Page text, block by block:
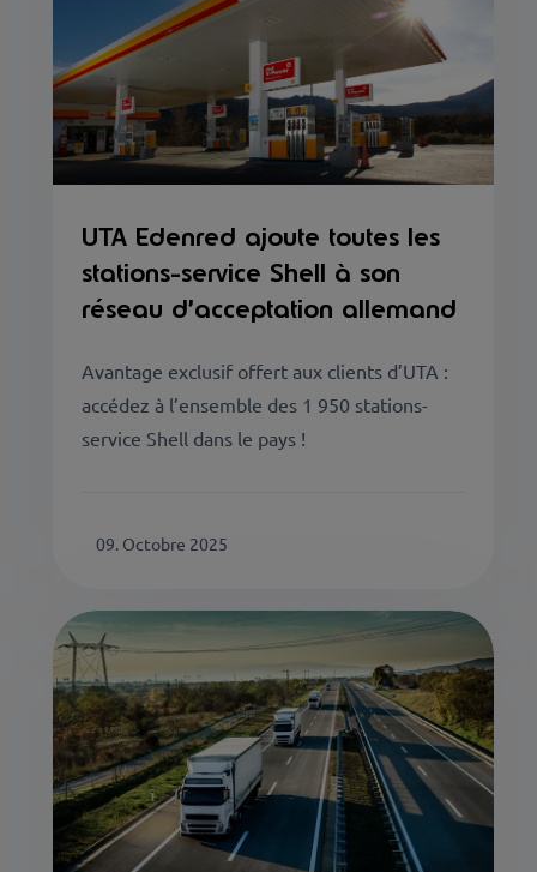
UTA Edenred ajoute toutes les
stations-service Shell à son
réseau d’acceptation allemand
Avantage exclusif offert aux clients d’UTA :
accédez à l’ensemble des 1 950 stations-
service Shell dans le pays !
09. Octobre 2025